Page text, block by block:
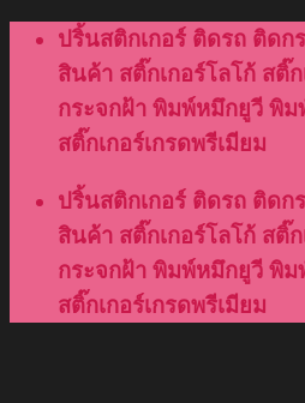
Skip
content
ปริ้นสติกเกอร์ ติดรถ ติดก
สินค้า สติ๊กเกอร์โลโก้ สติ๊
กระจกฝ้า พิมพ์หมึกยูวี พิ
สติ๊กเกอร์เกรดพรีเมียม
ปริ้นสติกเกอร์ ติดรถ ติดก
สินค้า สติ๊กเกอร์โลโก้ สติ๊
กระจกฝ้า พิมพ์หมึกยูวี พิ
สติ๊กเกอร์เกรดพรีเมียม